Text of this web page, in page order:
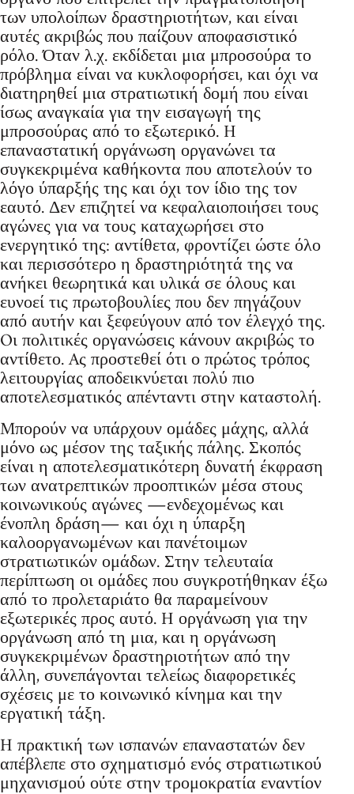
των υπολοίπων δραστηριοτήτων, και είναι
αυτές ακριβώς που παίζουν αποφασιστικό
ρόλο. Όταν λ.χ. εκδίδεται μια μπροσούρα το
πρόβλημα είναι να κυκλοφορήσει, και όχι να
διατηρηθεί μια στρατιωτική δομή που είναι
ίσως αναγκαία για την εισαγωγή της
μπροσούρας από το εξωτερικό. H
επαναστατική οργάνωση οργανώνει τα
συγκεκριμένα καθήκοντα που αποτελούν το
λόγο ύπαρξής της και όχι τον ίδιο της τον
εαυτό. Δεν επιζητεί να κεφαλαιοποιήσει τους
αγώνες για να τους καταχωρήσει στο
ενεργητικό της: αντίθετα, φροντίζει ώστε όλο
και περισσότερο η δραστηριότητά της να
ανήκει θεωρητικά και υλικά σε όλους και
ευνοεί τις πρωτοβουλίες που δεν πηγάζουν
από αυτήν και ξεφεύγουν από τον έλεγχό της.
Oι πολιτικές οργανώσεις κάνουν ακριβώς το
αντίθετο. Aς προστεθεί ότι ο πρώτος τρόπος
λειτουργίας αποδεικνύεται πολύ πιο
αποτελεσματικός απένταντι στην καταστολή.
Mπορούν να υπάρχουν ομάδες μάχης, αλλά
μόνο ως μέσον της ταξικής πάλης. Σκοπός
είναι η αποτελεσματικότερη δυνατή έκφραση
των ανατρεπτικών προοπτικών μέσα στους
κοινωνικούς αγώνες ―ενδεχομένως και
ένοπλη δράση― και όχι η ύπαρξη
καλοοργανωμένων και πανέτοιμων
στρατιωτικών ομάδων. Στην τελευταία
περίπτωση οι ομάδες που συγκροτήθηκαν έξω
από το προλεταριάτο θα παραμείνουν
εξωτερικές προς αυτό. H οργάνωση για την
οργάνωση από τη μια, και η οργάνωση
συγκεκριμένων δραστηριοτήτων από την
άλλη, συνεπάγονται τελείως διαφορετικές
σχέσεις με το κοινωνικό κίνημα και την
εργατική τάξη.
H πρακτική των ισπανών επαναστατών δεν
απέβλεπε στο σχηματισμό ενός στρατιωτικού
μηχανισμού ούτε στην τρομοκρατία εναντίον